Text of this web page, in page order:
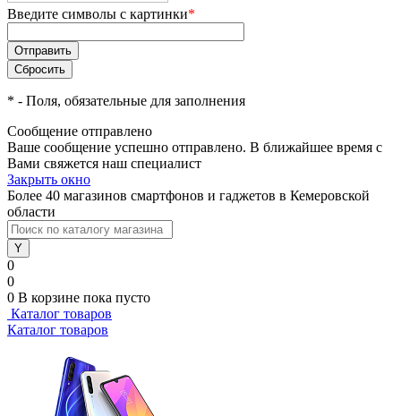
Введите символы с картинки*
* - Поля, обязательные для заполнения
Сообщение отправлено
Ваше сообщение успешно отправлено. В ближайшее время с
Вами свяжется наш специалист
Закрыть окно
Более 40 магазинов смартфонов и гаджетов в Кемеровской
области
0
0
0 В корзине пока пусто
Каталог товаров
Каталог товаров